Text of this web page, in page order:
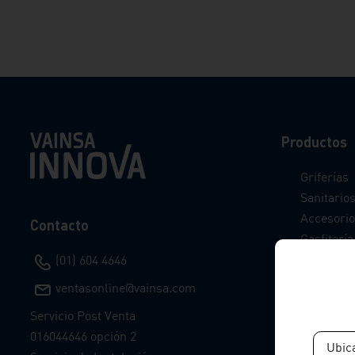
Contacto
(01) 604 4646
ventasonline@vainsa.com
Servicio Post Venta
016044646 opción 2
Productos
Griferías
Sanitarios
Gasfitería